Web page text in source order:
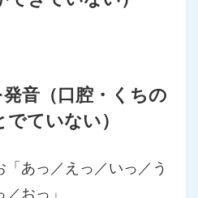
音（口腔・くちの
ていない）
あっ／えっ／いっ／う
おっ」